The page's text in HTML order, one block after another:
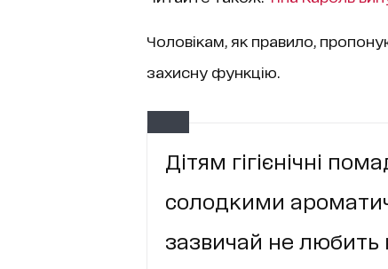
Чоловікам, як правило,
захисну функцію.
Дітям гігієнічні
солодкими
зазвичай не любить